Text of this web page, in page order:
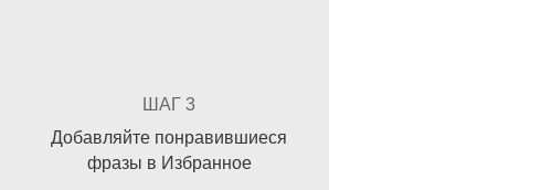
ШАГ 3
Добавляйте понравившиеся
фразы в Избранное